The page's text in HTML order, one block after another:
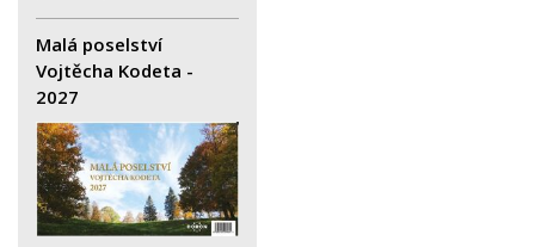
Malá poselství
Vojtěcha Kodeta -
2027